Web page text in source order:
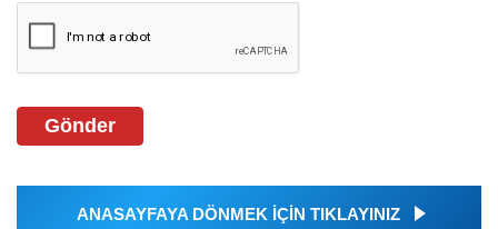
Gönder
ANASAYFAYA DÖNMEK İÇİN TIKLAYINIZ